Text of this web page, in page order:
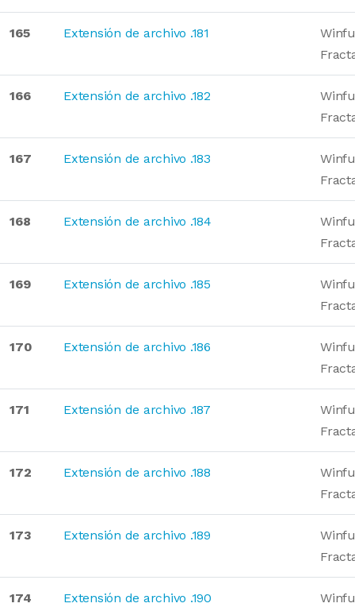
165 Extensión de archivo .181
166 Extensión de archivo .182
167 Extensión de archivo .183
168 Extensión de archivo .184
169 Extensión de archivo .185
170 Extensión de archivo .186
171 Extensión de archivo .187
172 Extensión de archivo .188
173 Extensión de archivo .189
174 Extensión de archivo .190